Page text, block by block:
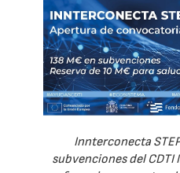
Innterconecta
subvenciones del